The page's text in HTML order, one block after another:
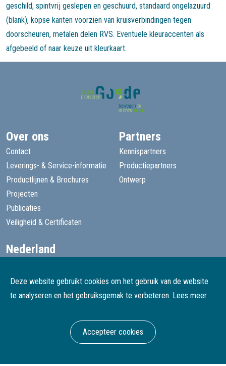
geschild, spintvrij geslepen en geschuurd, standaard ongelazuurd
(blank), kopse kanten voorzien van kruisverbindingen tegen
doorscheuren, metalen delen RVS. Eventuele kleuraccenten als
afgebeeld of naar keuze uit kleurkaart.
Deze website gebruikt cookies om het gebruik van de website
te analyseren en het gebruiksgemak te verbeteren. Lees meer
Accepteer cookies
Over ons
Contact
Leverings- & Service-informatie
Productlijnen & Brochures
Projecten
Publicaties
Veiligheid & Certificaten
Partners
Kennispartners
Productiepartners
Ontwerp
Nederland
België